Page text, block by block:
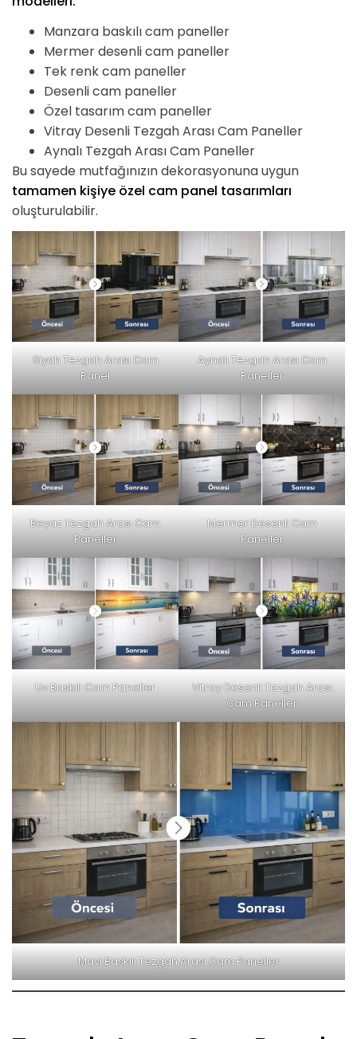
Manzara baskılı cam paneller
Mermer desenli cam paneller
Tek renk cam paneller
Desenli cam paneller
Özel tasarım cam paneller
Vitray Desenli Tezgah Arası Cam Paneller
Aynalı Tezgah Arası Cam Paneller
Bu sayede mutfağınızın dekorasyonuna uygun
tamamen kişiye özel cam panel tasarımları
oluşturulabilir.
Siyah Tezgah Arası Cam
Panel
Aynalı Tezgah Arası Cam
Paneller
Beyaz Tezgah Arası Cam
Paneller
Mermer Desenli Cam
Paneller
Uv Baskılı Cam Paneller
Vitray Desenli Tezgah Arası
Cam Paneller
Mavi Baskılı Tezgah Arası Cam Paneller